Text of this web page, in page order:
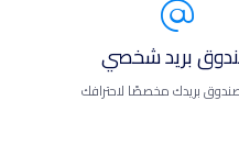
بريد شخصي
بريدك مخصصًا لاحترافك